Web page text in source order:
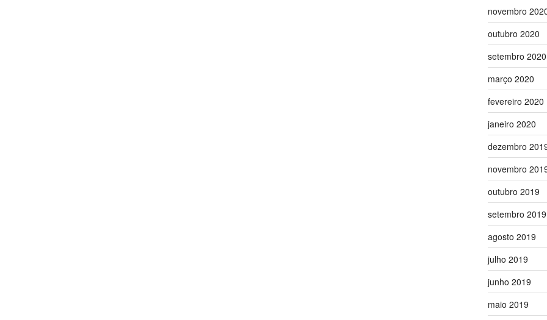
novembro
outubro 2020
setembro 2020
março 2020
fevereiro 2020
janeiro 2020
dezembro
novembro
outubro 2019
setembro 2019
agosto 2019
julho 2019
junho 2019
maio 2019